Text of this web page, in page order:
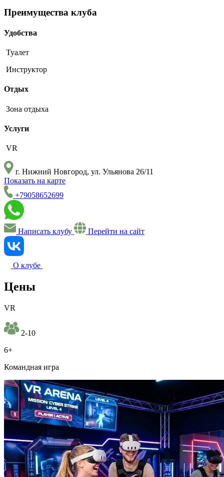
Преимущества клуба
Удобства
Туалет
Инструктор
Отдых
Зона отдыха
Услуги
VR
г. Нижний Новгород, ул. Ульянова 26/11
Показать на карте
+79058652699
Написать клубу Перейти на сайт
О клубе
Цены
VR
2-10
6+
Командная игра